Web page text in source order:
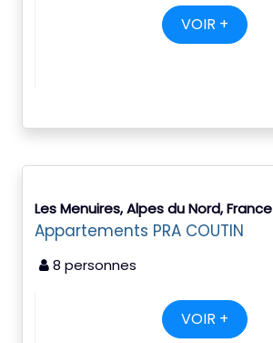
VOIR +
Les Menuires, Alpes du Nord, France
Appartements PRA COUTIN
8 personnes
VOIR +